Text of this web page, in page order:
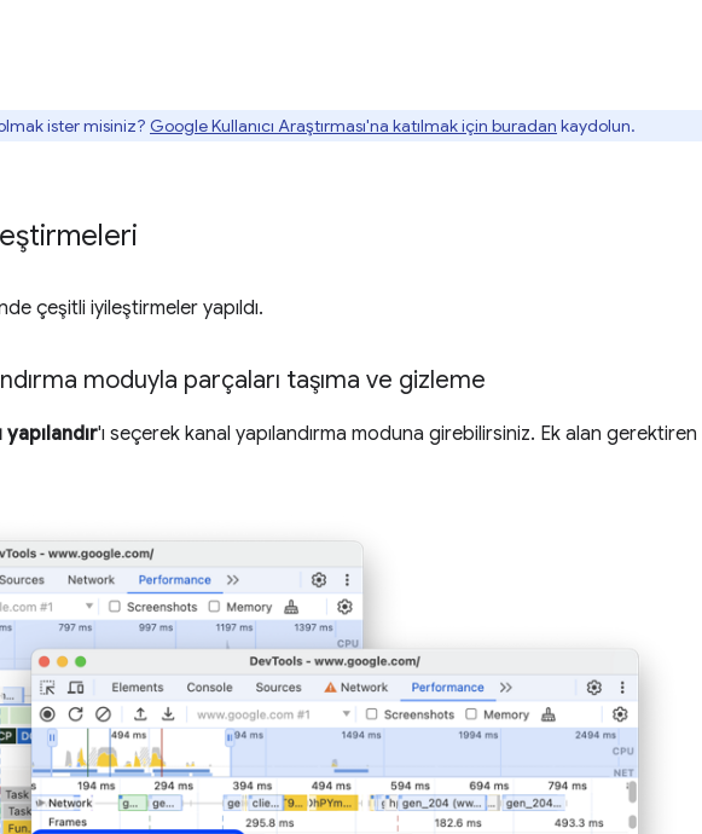
ister misiniz? Google Kullanıcı Araştırması'na katılmak için buradan kaydolun.
çeşitli iyileştirmeler yapıldı.
moduyla parçaları taşıma ve gizleme
yapılandır'ı seçerek kanal yapılandırma moduna girebilirsiniz. Ek alan gerektiren